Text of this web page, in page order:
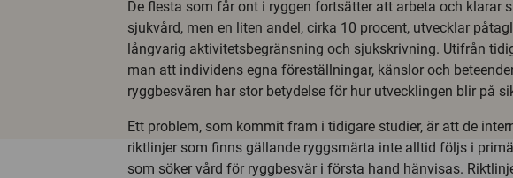
De flesta som får ont i ryggen fortsätter att arbeta och klarar
sjukvård, men en liten andel, cirka 10 procent, utvecklar
långvarig aktivitetsbegränsning och sjukskrivning. Utifrån
man att individens egna föreställningar, känslor och
ryggbesvären har stor betydelse för hur utvecklingen blir på
Ett problem, som kommit fram i tidigare studier, är att de
riktlinjer som finns gällande ryggsmärta inte alltid följs i
som söker vård för ryggbesvär i första hand hänvisas.